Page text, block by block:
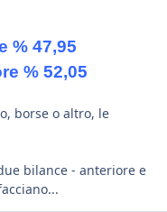
% 47,95
% 52,05
borse o altro, le
bilance - anteriore e